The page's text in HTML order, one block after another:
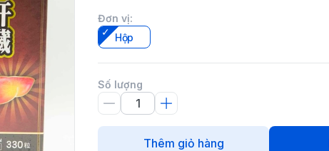
Đơn vị:
Hộp
Số lượng
Thêm giỏ hàng